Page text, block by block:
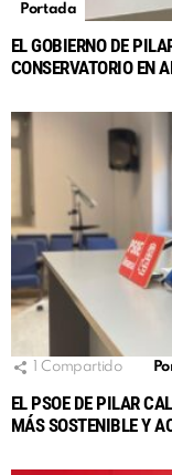
Portada
EL GOBIERNO DE
CONSERVATORIO EN
Compartido
EL PSOE DE PILAR
MÁS SOSTENIBLE Y